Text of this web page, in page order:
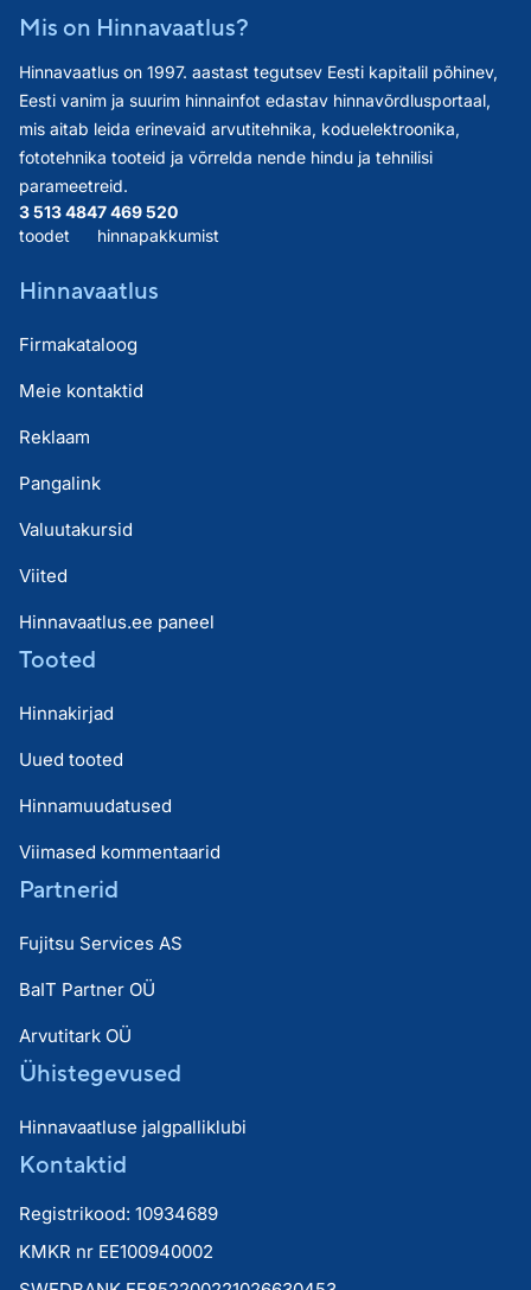
Mis on Hinnavaatlus?
Hinnavaatlus on 1997. aastast tegutsev Eesti kapitalil põhinev,
Eesti vanim ja suurim hinnainfot edastav hinnavõrdlusportaal,
mis aitab leida erinevaid arvutitehnika, koduelektroonika,
fototehnika tooteid ja võrrelda nende hindu ja tehnilisi
parameetreid.
3 513 484
toodet
7 469 520
hinnapakkumist
Hinnavaatlus
Firmakataloog
Meie kontaktid
Reklaam
Pangalink
Valuutakursid
Viited
Hinnavaatlus.ee paneel
Tooted
Hinnakirjad
Uued tooted
Hinnamuudatused
Viimased kommentaarid
Partnerid
Fujitsu Services AS
BaIT Partner OÜ
Arvutitark OÜ
Ühistegevused
Hinnavaatluse jalgpalliklubi
Kontaktid
Registrikood: 10934689
KMKR nr EE100940002